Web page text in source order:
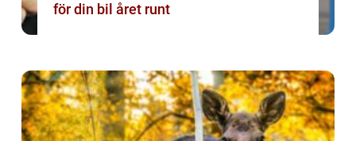
för din bil året runt